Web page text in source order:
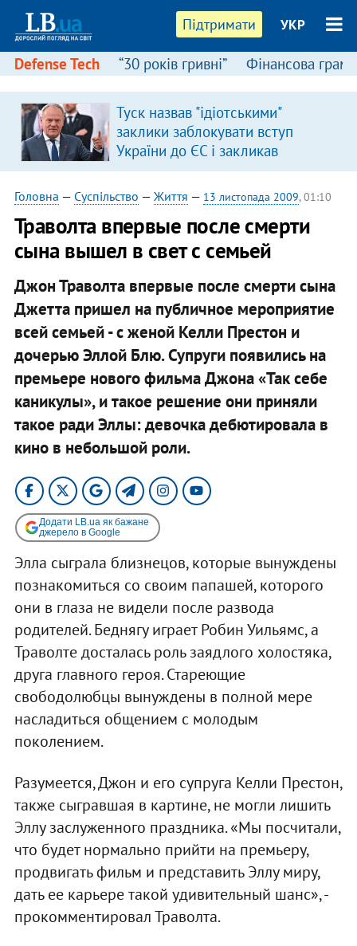
Підтримати УКР
Defense Tech “30 років гривні” Фінансова
Туск назвав "ідіотськими"
заклики заблокувати вступ
України до ЄС і закликав
припинити антиукраїнську
риторику
Головна — Суспільство — Життя — 13 листопада 2009, 01:10
Траволта впервые после смерти
сына вышел в свет с семьей
Джон Траволта впервые после смерти сына
Джетта пришел на публичное мероприятие
всей семьей - с женой Келли Престон и
дочерью Эллой Блю. Супруги появились на
премьере нового фильма Джона «Так себе
каникулы», и такое решение они приняли
такое ради Эллы: девочка дебютировала в
кино в небольшой роли.
Додати LB.ua як бажане
джерело в Google
Элла сыграла близнецов, которые вынуждены
познакомиться со своим папашей, которого
они в глаза не видели после развода
родителей. Беднягу играет Робин Уильямс, а
Траволте досталась роль заядлого холостяка,
друга главного героя. Стареющие
свободолюбцы вынуждены в полной мере
насладиться общением с молодым
поколением.
Разумеется, Джон и его супруга Келли Престон,
также сыгравшая в картине, не могли лишить
Эллу заслуженного праздника. «Мы посчитали,
что будет нормально прийти на премьеру,
продвигать фильм и представить Эллу миру,
дать ее карьере такой удивительный шанс», -
прокомментировал Траволта.